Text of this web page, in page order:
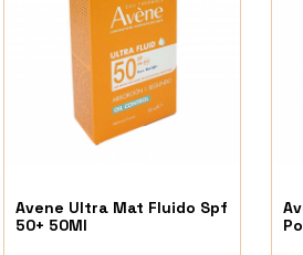
Avene Ultra Mat Fluido Spf
50+ 50Ml